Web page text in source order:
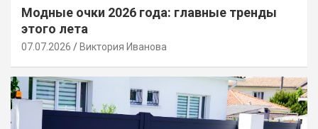
Модные очки 2026 года: главные тренды
этого лета
07.07.2026 Виктория Иванова